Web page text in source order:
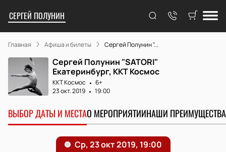
СЕРГЕЙ ПОЛУНИН
Главная Афиша и билеты Сергей Полунин "...
Сергей Полунин "SATORI"
Екатеринбург, ККТ Космос
ККТ Космос
6+
23 окт. 2019
19:00
ВЫБОР ДАТЫ И МЕСТАО МЕРОПРИЯТИИНАШИ ПРЕИМУЩЕСТВА